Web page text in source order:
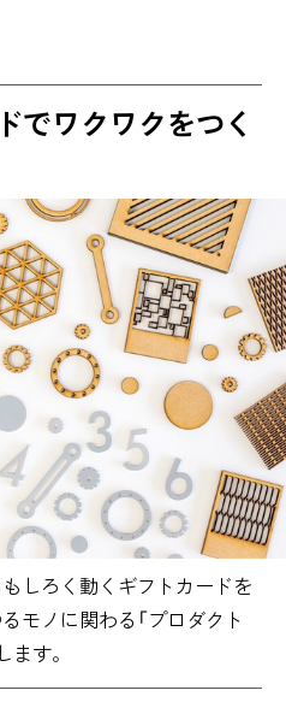
でワクワクをつく
しろく動くギフトカードを
モノに関わる「プロダクト
す。